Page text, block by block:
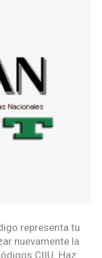
representa tu
nuevamente la
CIIU. Haz